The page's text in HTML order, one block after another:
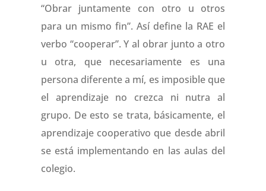
“Obrar juntamente con otro u otros
para un mismo fin”. Así define la RAE el
verbo “cooperar”. Y al obrar junto a otro
u otra, que necesariamente es una
persona diferente a mí, es imposible que
el aprendizaje no crezca ni nutra al
grupo. De esto se trata, básicamente, el
aprendizaje cooperativo que desde abril
se está implementando en las aulas del
colegio.